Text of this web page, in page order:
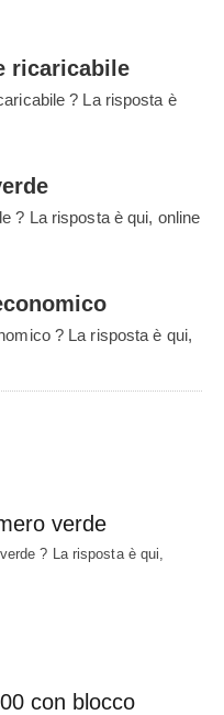
ricaricabile
? La risposta è
? La risposta è qui, online
? La risposta è qui,
verde
? La risposta è qui,
con blocco